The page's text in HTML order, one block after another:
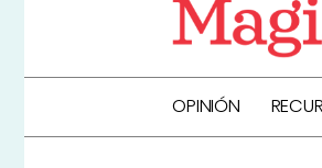
OPINIÓN